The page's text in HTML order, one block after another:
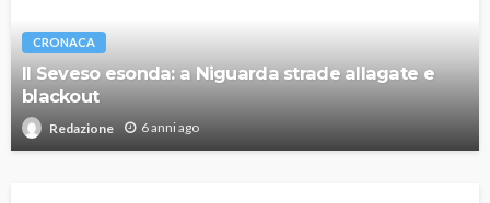
CRONACA
Il Seveso esonda: a Niguarda strade allagate e
blackout
Redazione 6 anni ago